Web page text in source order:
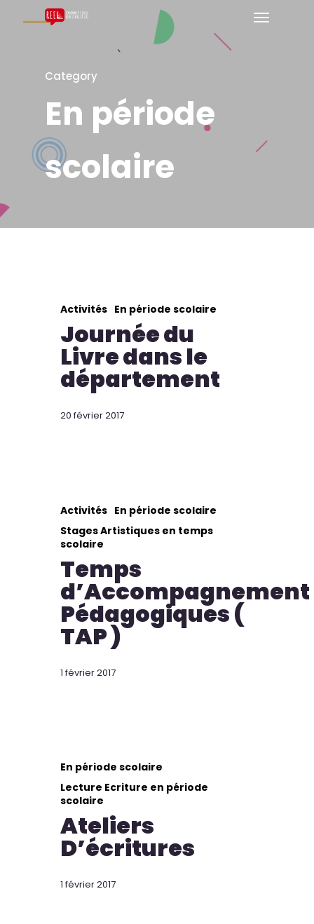
Category
En période
scolaire
Activités En période scolaire
Journée du
Livre dans le
département
20 février 2017
Activités En période scolaire
Stages Artistiques en temps
scolaire
Temps
d’Accompagnement
Pédagogiques (
TAP )
1 février 2017
En période scolaire
Lecture Ecriture en période
scolaire
Ateliers
D’écritures
1 février 2017